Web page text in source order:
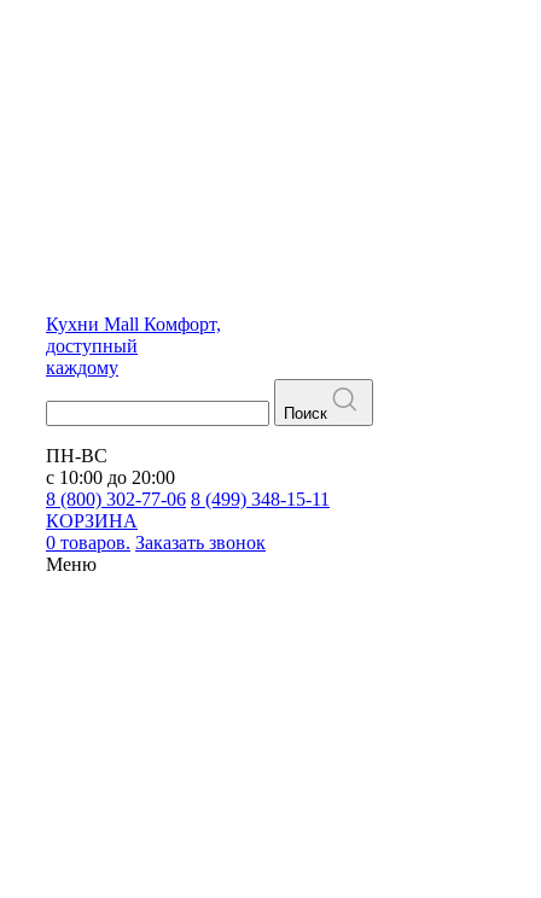
Кухни Mall Комфорт,
доступный
каждому
Поиск
ПН-ВС
с 10:00 до 20:00
8 (800) 302-77-06 8 (499) 348-15-11
КОРЗИНА
0 товаров. Заказать звонок
Меню